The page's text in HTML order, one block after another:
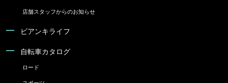
店舗スタッフからのお知らせ
ビアンキライフ
自転車カタログ
ロード